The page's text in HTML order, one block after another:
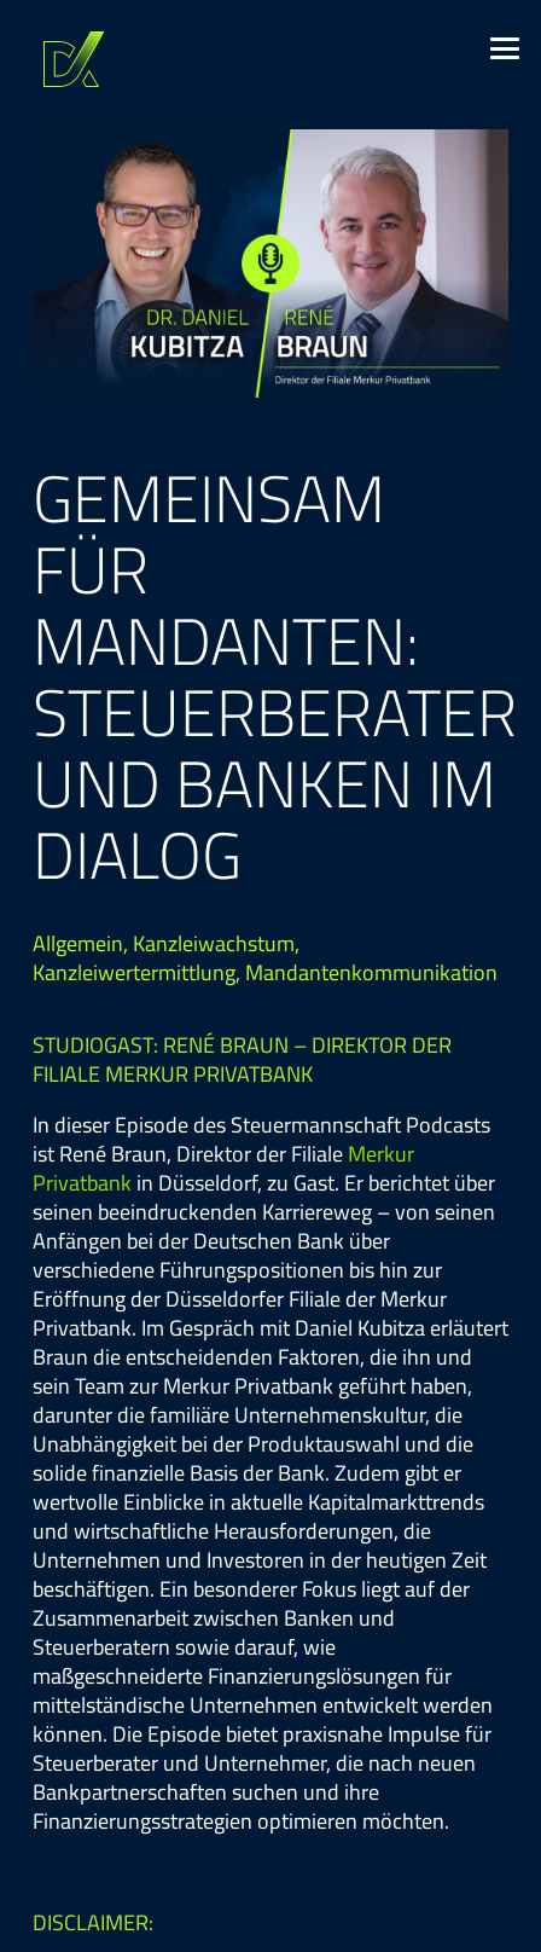
GEMEINSAM
FÜR
MANDANTEN:
STEUERBERATER
UND BANKEN IM
DIALOG
Allgemein,Kanzleiwachstum,
Kanzleiwertermittlung,Mandantenkommunikation
STUDIOGAST: RENÉ BRAUN – DIREKTOR DER
FILIALE MERKUR PRIVATBANK
In dieser Episode des Steuermannschaft Podcasts
ist René Braun, Direktor der FilialeMerkur
Privatbankin Düsseldorf, zu Gast. Er berichtet über
seinen beeindruckenden Karriereweg – von seinen
Anfängen bei der Deutschen Bank über
verschiedene Führungspositionen bis hin zur
Eröffnung der Düsseldorfer Filiale der Merkur
Privatbank. Im Gespräch mit Daniel Kubitza erläutert
Braun die entscheidenden Faktoren, die ihn und
sein Team zur Merkur Privatbank geführt haben,
darunter die familiäre Unternehmenskultur, die
Unabhängigkeit bei der Produktauswahl und die
solide finanzielle Basis der Bank. Zudem gibt er
wertvolle Einblicke in aktuelle Kapitalmarkttrends
und wirtschaftliche Herausforderungen, die
Unternehmen und Investoren in der heutigen Zeit
beschäftigen. Ein besonderer Fokus liegt auf der
Zusammenarbeit zwischen Banken und
Steuerberatern sowie darauf, wie
maßgeschneiderte Finanzierungslösungen für
mittelständische Unternehmen entwickelt werden
können. Die Episode bietet praxisnahe Impulse für
Steuerberater und Unternehmer, die nach neuen
Bankpartnerschaften suchen und ihre
Finanzierungsstrategien optimieren möchten.
DISCLAIMER: